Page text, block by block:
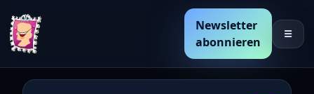
Newsletter
abonnieren
☰